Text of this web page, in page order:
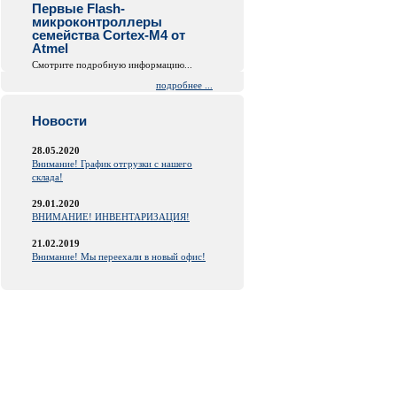
Первые Flash-
микроконтроллеры
семейства Cortex-M4 от
Atmel
Смотрите подробную информацию...
подробнее ...
Новости
28.05.2020
Внимание! График отгрузки с нашего
склада!
29.01.2020
ВНИМАНИЕ! ИНВЕНТАРИЗАЦИЯ!
21.02.2019
Внимание! Мы переехали в новый офис!